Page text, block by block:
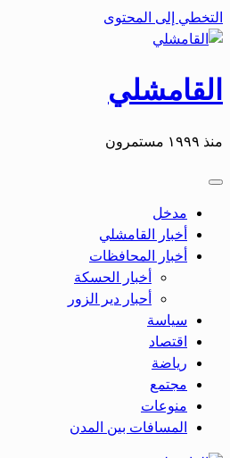
التخطي إلى المحتوى
القامشلي
منذ ١٩٩٩ مستمرون
مدخل
أخبار القامشلي
أخبار المحافظات
أخبار الحسكة
أحبار دير الزور
سياسة
اقتصاد
رياضة
مجتمع
منوعات
المسافات بين المدن